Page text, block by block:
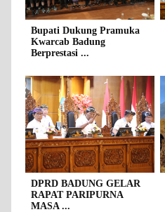
Bupati Dukung Pramuka
Kwarcab Badung
Berprestasi ...
DPRD BADUNG GELAR
RAPAT PARIPURNA
MASA ...